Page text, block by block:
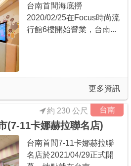
台南首間海底撈
2020/02/25在Focus時尚流
行館6樓開始營業，台南...
更多資訊
台南
約 230 公尺
(7-11卡娜赫拉聯名店)
台南首間7-11卡娜赫拉聯
名店於2021/04/29正式開